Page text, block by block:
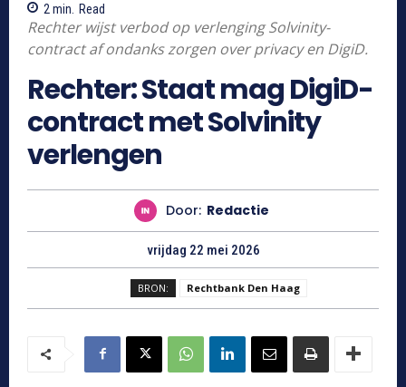
2 min. Read
Rechter wijst verbod op verlenging Solvinity-
contract af ondanks zorgen over privacy en DigiD.
Rechter: Staat mag DigiD-
contract met Solvinity
verlengen
Door: Redactie
vrijdag 22 mei 2026
BRON: Rechtbank Den Haag